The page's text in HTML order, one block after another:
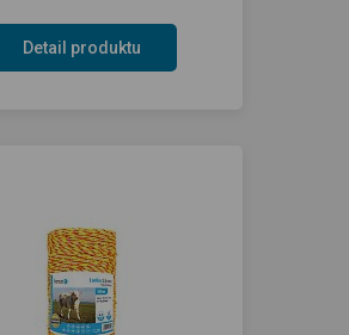
Detail produktu